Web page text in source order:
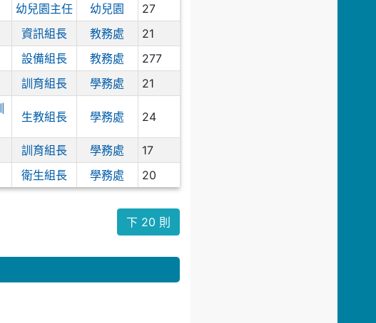
幼兒園主任 幼兒園
27
資訊組長 教務處
21
設備組長 教務處
277
訓育組長 學務處 21
生教組長 學務處 24
訓育組長 學務處
17
衛生組長 學務處 20
下 20 則